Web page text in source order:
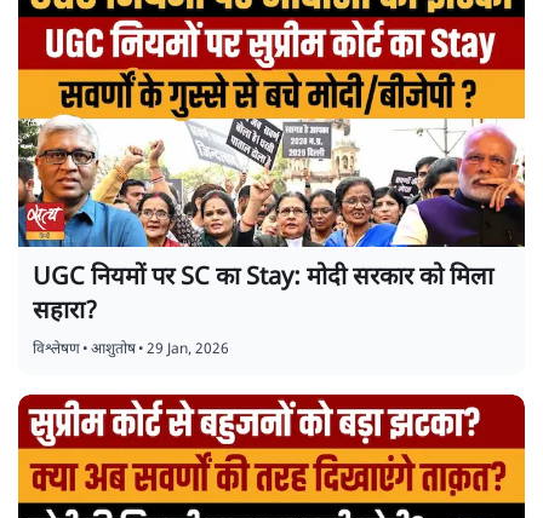
UGC नियमों पर SC का Stay: मोदी सरकार को मिला
सहारा?
विश्लेषण•आशुतोष•29 Jan, 2026